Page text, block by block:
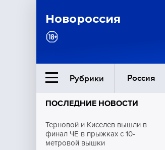
Новороссия
Рубрики Россия
Ближний Восток
ПОСЛЕДНИЕ НОВОСТИ
Терновой и Киселёв вышли в
финал ЧЕ в прыжках с 10-
метровой вышки